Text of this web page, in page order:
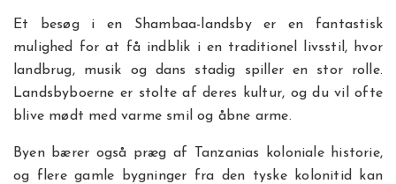
Et besøg i en Shambaa-landsby er en fantastisk
mulighed for at få indblik i en traditionel livsstil, hvor
landbrug, musik og dans stadig spiller en stor rolle.
Landsbyboerne er stolte af deres kultur, og du vil ofte
blive mødt med varme smil og åbne arme.
Byen bærer også præg af Tanzanias koloniale historie,
og flere gamle bygninger fra den tyske kolonitid kan